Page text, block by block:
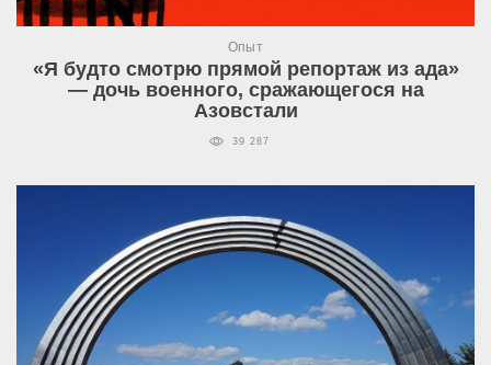
Опыт
«Я будто смотрю прямой репортаж из ада»
— дочь военного, сражающегося на
Азовстали
39 287